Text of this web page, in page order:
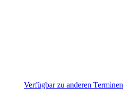
Verfügbar zu anderen Terminen